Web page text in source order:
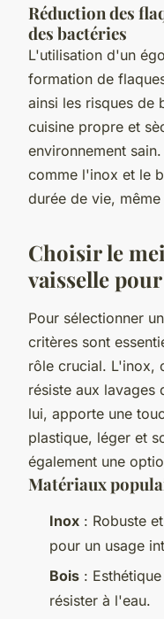
Réduction des
des bactéries
L'utilisation d'un
formation de
ainsi les risques de
cuisine propre et
environnement
comme l'inox et le
durée de vie,
Choisir le
vaisselle
Pour sélectionner un
critères sont
rôle crucial. L'inox,
résiste aux lavages
lui, apporte une
plastique, léger et
également une
Matériaux
Inox : Robuste
pour un usage
Bois :
résister à l'eau.